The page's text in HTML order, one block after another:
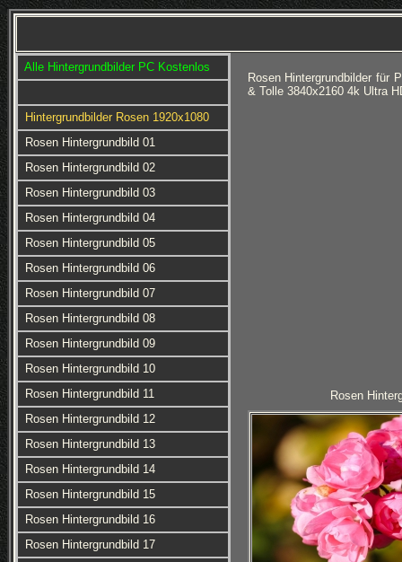
Alle Hintergrundbilder PC Kostenlos
Hintergrundbilder Rosen 1920x1080
Rosen Hintergrundbild 01
Rosen Hintergrundbild 02
Rosen Hintergrundbild 03
Rosen Hintergrundbild 04
Rosen Hintergrundbild 05
Rosen Hintergrundbild 06
Rosen Hintergrundbild 07
Rosen Hintergrundbild 08
Rosen Hintergrundbild 09
Rosen Hintergrundbild 10
Rosen Hintergrundbild 11
Rosen Hintergrundbild 12
Rosen Hintergrundbild 13
Rosen Hintergrundbild 14
Rosen Hintergrundbild 15
Rosen Hintergrundbild 16
Rosen Hintergrundbild 17
Rosen Hintergrundbilder für
& Tolle 3840x2160 4k Ultra
Rosen